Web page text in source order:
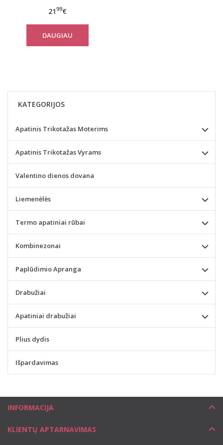
2199€
DAUGIAU
KATEGORIJOS
Apatinis Trikotažas Moterims
Apatinis Trikotažas Vyrams
Valentino dienos dovana
Liemenėlės
Termo apatiniai rūbai
Kombinezonai
Paplūdimio Apranga
Drabužiai
Apatiniai drabužiai
Plius dydis
Išpardavimas
INFORMACIJA
KLIENTŲ APTARNAVIMAS